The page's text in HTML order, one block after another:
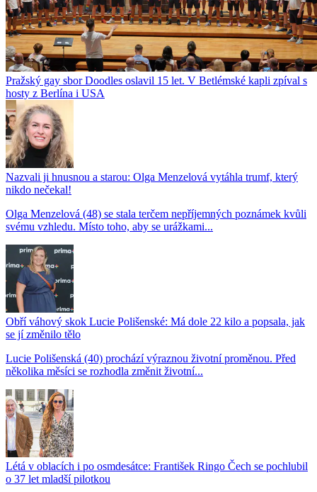
Pražský gay sbor Doodles oslavil 15 let. V Betlémské kapli zpíval s
hosty z Berlína i USA
Nazvali ji hnusnou a starou: Olga Menzelová vytáhla trumf, který
nikdo nečekal!
Olga Menzelová (48) se stala terčem nepříjemných poznámek kvůli
svému vzhledu. Místo toho, aby se urážkami...
Obří váhový skok Lucie Polišenské: Má dole 22 kilo a popsala, jak
se jí změnilo tělo
Lucie Polišenská (40) prochází výraznou životní proměnou. Před
několika měsíci se rozhodla změnit životní...
Létá v oblacích i po osmdesátce: František Ringo Čech se pochlubil
o 37 let mladší pilotkou